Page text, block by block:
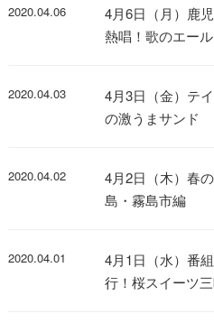
2020.04.06
4月6日（月）鹿
熱唱！歌のエール
2020.04.03
4月3日（金）テ
の激うまサンド
2020.04.02
4月2日（木）春
島・霧島市編
2020.04.01
4月1日（水）番
行！桜スイーツ三